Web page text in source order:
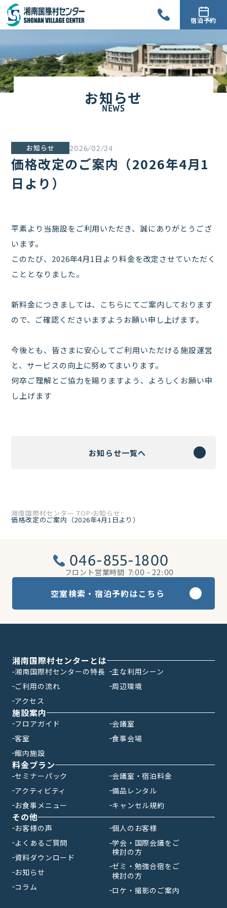
宿泊予約
お知らせ
NEWS
お知らせ 2026/02/24
価格改定のご案内（2026年4月1
日より）
平素より当施設をご利用いただき、誠にありがとうござ
います。
このたび、2026年4月1日より料金を改定させていただく
こととなりました。
新料金につきましては、 こちら にてご案内しております
ので、ご確認くださいますようお願い申し上げます。
今後とも、皆さまに安心してご利用いただける施設運営
と、サービスの向上に努めてまいります。
何卒ご理解とご協力を賜りますよう、よろしくお願い申
し上げます
お知らせ一覧へ
湘南国際村センター TOP お知らせ
価格改定のご案内（2026年4月1日より）
046-855-1800
フロント営業時間 7:00 - 22:00
空室検索・宿泊予約はこちら
湘南国際村センターとは
湘南国際村センターの特長
主な利用シーン
ご利用の流れ
周辺環境
アクセス
施設案内
フロアガイド
会議室
客室
食事会場
館内施設
料金プラン
セミナーパック
会議室・宿泊料金
アクティビティ
備品レンタル
お食事メニュー
キャンセル規約
その他
お客様の声
よくあるご質問
資料ダウンロード
お知らせ
コラム
個人のお客様
学会・国際会議をご
検討の方
ゼミ・勉強合宿をご
検討の方
ロケ・撮影のご案内